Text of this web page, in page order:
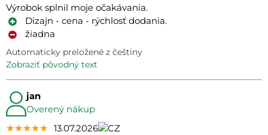
Výrobok splnil moje očakávania.
Dizajn - cena - rýchlosť dodania.
žiadna
Automaticky preložené z češtiny
zobraziť pôvodný text
jan
Overený nákup
★★★★★
★★★★★
★★★★★ 13.07.2026